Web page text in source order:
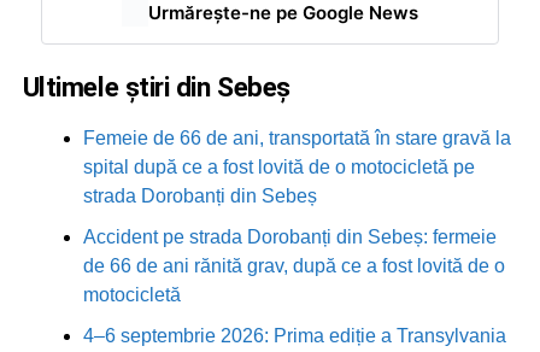
Urmărește-ne pe Google News
Ultimele știri din Sebeș
Femeie de 66 de ani, transportată în stare gravă la
spital după ce a fost lovită de o motocicletă pe
strada Dorobanți din Sebeș
Accident pe strada Dorobanți din Sebeș: fermeie
de 66 de ani rănită grav, după ce a fost lovită de o
motocicletă
4–6 septembrie 2026: Prima ediție a Transylvania